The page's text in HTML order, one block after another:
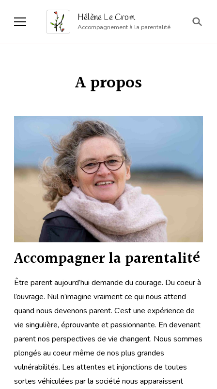
Hélène Le Crom
Accompagnement à la parentalité
A propos
Accompagner la parentalité
Être parent aujourd’hui demande du courage. Du coeur à
l’ouvrage. Nul n’imagine vraiment ce qui nous attend
quand nous devenons parent. C’est une expérience de
vie singulière, éprouvante et passionnante. En devenant
parent nos perspectives de vie changent. Nous sommes
plongés au coeur même de nos plus grandes
vulnérabilités. Les attentes et injonctions de toutes
sortes véhiculées par la société nous apparaissent